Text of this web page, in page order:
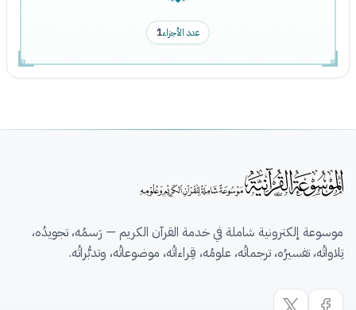
عدد الأجزاء1
موسوعة إلكترونية شاملة في خدمة القرآن الكريم — رَسمُه، تجويدُه،
تِلاواتُه، تفسيرُه، ترجماتُه، علومُه، قِراءاتُه، موضوعاتُه، وتدبُّراتُه.